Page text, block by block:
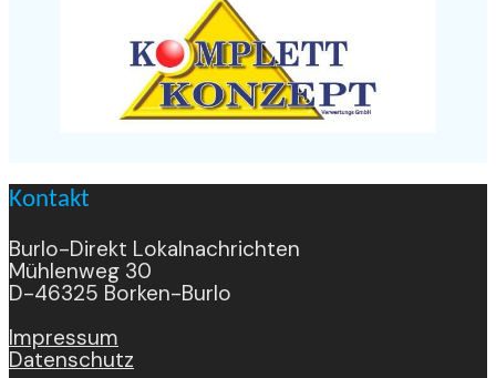
Kontakt
Burlo-Direkt Lokalnachrichten
Mühlenweg 30
D-46325 Borken-Burlo
Impressum
Datenschutz